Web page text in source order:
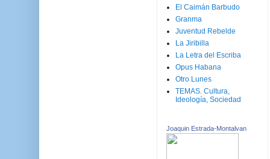
El Caimán Barbudo
Granma
Juventud Rebelde
La Jiribilla
La Letra del Escriba
Opus Habana
Otro Lunes
TEMAS. Cultura,
Ideología, Sociedad
Joaquin Estrada-Montalvan